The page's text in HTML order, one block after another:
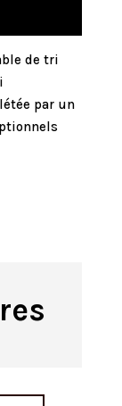
de tri
par un